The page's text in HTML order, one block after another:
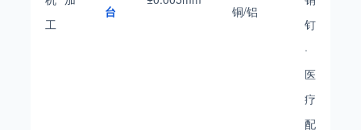
工
台
铜/铝
钉
·
医
疗
配